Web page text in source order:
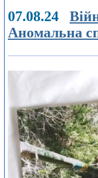
07.08.24
Аномальна